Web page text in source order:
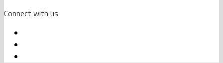
Connect with us